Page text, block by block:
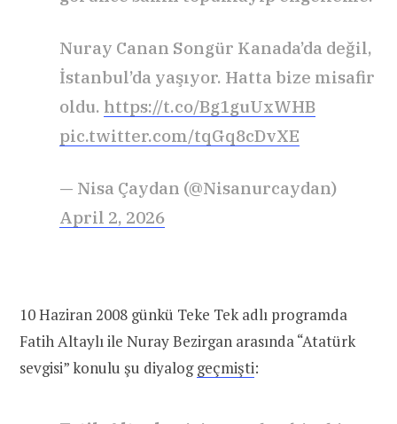
Nuray Canan Songür Kanada’da değil,
İstanbul’da yaşıyor. Hatta bize misafir
oldu. https://t.co/Bg1guUxWHB
pic.twitter.com/tqGq8cDvXE
— Nisa Çaydan (@Nisanurcaydan)
April 2, 2026
10 Haziran 2008 günkü Teke Tek adlı programda
Fatih Altaylı ile Nuray Bezirgan arasında “Atatürk
sevgisi” konulu şu diyaloggeçmişti: